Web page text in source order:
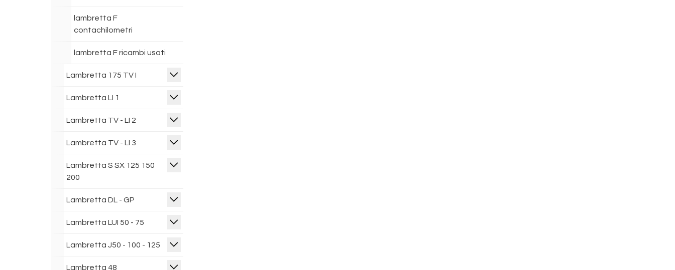
lambretta F
contachilometri
lambretta F ricambi usati
Lambretta 175 TV I
Lambretta LI 1
Lambretta TV - LI 2
Lambretta TV - LI 3
Lambretta S SX 125 150
200
Lambretta DL - GP
Lambretta LUI 50 - 75
Lambretta J50 - 100 - 125
Lambretta 48